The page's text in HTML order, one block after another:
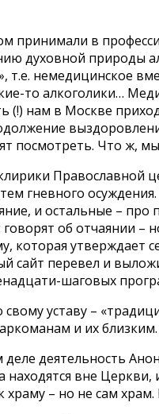
принимали в
духовной природы
т.е. немедицинское
то алкоголики…
нам в Москве
посмотреть. Что ж,
гневного
и остальные –
говорят об отчаянии
которая
сайт перевел и
шаговых
уставу –
и их
деле деятельность
вне Церкви,
храму – но не сам